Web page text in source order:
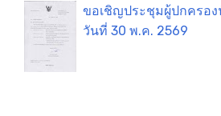
ขอเชิญประชุมผู้ปกครอ
วันที่ 30 พ.ค. 2569